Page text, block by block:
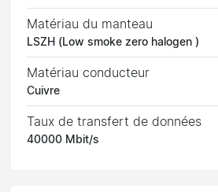
Matériau du manteau
LSZH (Low smoke zero halogen )
Matériau conducteur
Cuivre
Taux de transfert de données
40000 Mbit/s